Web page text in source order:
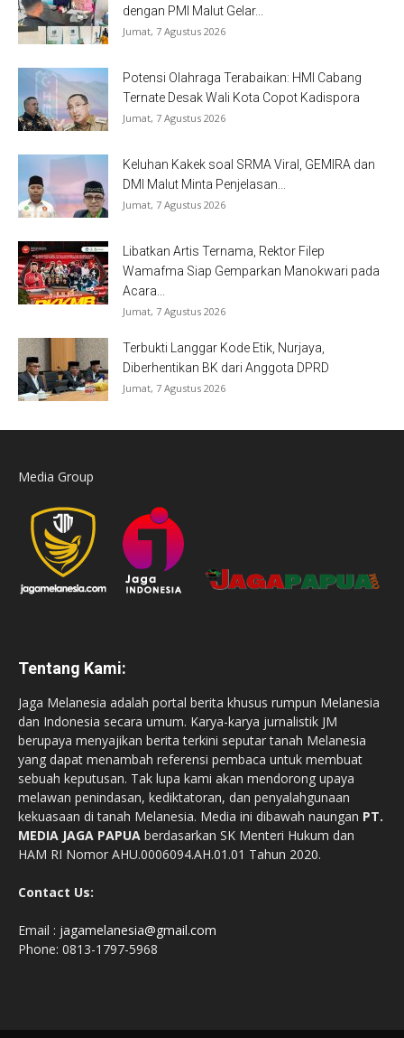
dengan PMI Malut Gelar...
Jumat, 7 Agustus 2026
Potensi Olahraga Terabaikan: HMI Cabang
Ternate Desak Wali Kota Copot Kadispora
Jumat, 7 Agustus 2026
Keluhan Kakek soal SRMA Viral, GEMIRA dan
DMI Malut Minta Penjelasan...
Jumat, 7 Agustus 2026
Libatkan Artis Ternama, Rektor Filep
Wamafma Siap Gemparkan Manokwari pada
Acara...
Jumat, 7 Agustus 2026
Terbukti Langgar Kode Etik, Nurjaya,
Diberhentikan BK dari Anggota DPRD
Jumat, 7 Agustus 2026
Media Group
Tentang Kami:
Jaga Melanesia adalah portal berita khusus rumpun Melanesia
dan Indonesia secara umum. Karya-karya jurnalistik JM
berupaya menyajikan berita terkini seputar tanah Melanesia
yang dapat menambah referensi pembaca untuk membuat
sebuah keputusan. Tak lupa kami akan mendorong upaya
melawan penindasan, kediktatoran, dan penyalahgunaan
kekuasaan di tanah Melanesia. Media ini dibawah naungan PT.
MEDIA JAGA PAPUA berdasarkan SK Menteri Hukum dan
HAM RI Nomor AHU.0006094.AH.01.01 Tahun 2020.
Contact Us:
Email : jagamelanesia@gmail.com
Phone: 0813-1797-5968